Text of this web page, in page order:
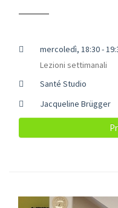
mercoledì, 18:30 -
Lezioni settimanali
Santé Studio
Jacqueline Brügger